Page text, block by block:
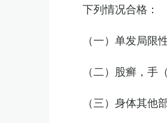
下列情况合格：
（一）单发局限
（二）股癣，手
（三）身体其他